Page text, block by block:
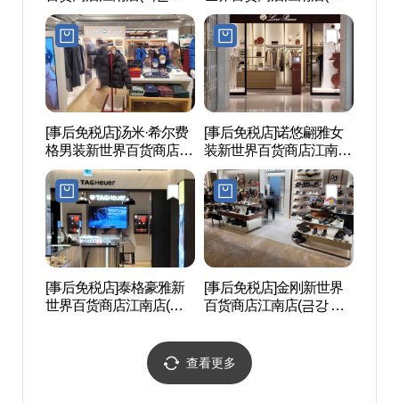
세계백화점 강남점)
조키즈 신세계백화점 강
남점)
[事后免税店]汤米·希尔费
格男装新世界百货商店江
南店(타미힐피거남성 신
세계백화점 강남점)
[事后免税店]诺悠翩雅女
装新世界百货商店江南店
(로로피아나 여성 신세계
백화점 강남점)
[事后免税店]泰格豪雅新
世界百货商店江南店(태
[事后免税店]金刚新世界
百货商店江南店(금강 신
查看更多